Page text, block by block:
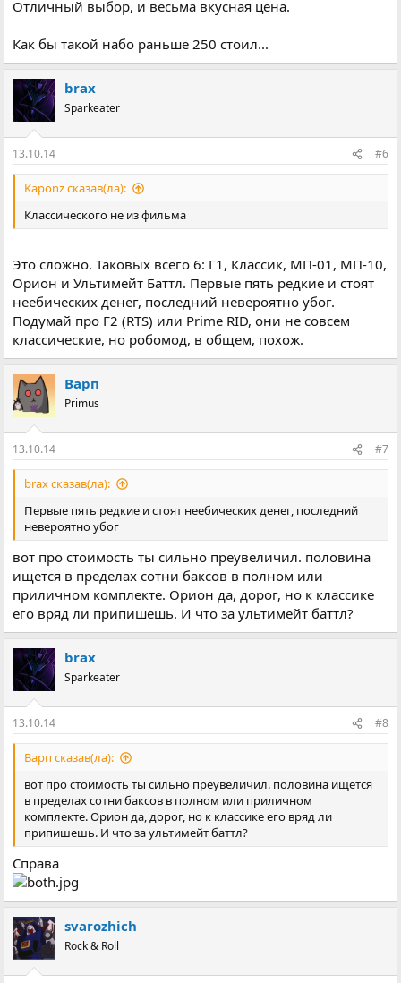
Отличный выбор, и весьма вкусная цена.
Как бы такой набо раньше 250 стоил...
brax
Sparkeater
13.10.14 #6
Kaponz сказав(ла):
Классического не из фильма
Это сложно. Таковых всего 6: Г1, Классик, МП-01, МП-10,
Орион и Ультимейт Баттл. Первые пять редкие и стоят
неебических денег, последний невероятно убог.
Подумай про Г2 (RTS) или Prime RID, они не совсем
классические, но робомод, в общем, похож.
Варп
Primus
13.10.14 #7
brax сказав(ла):
Первые пять редкие и стоят неебических денег, последний
невероятно убог
вот про стоимость ты сильно преувеличил. половина
ищется в пределах сотни баксов в полном или
приличном комплекте. Орион да, дорог, но к классике
его вряд ли припишешь. И что за ультимейт баттл?
brax
Sparkeater
13.10.14 #8
Варп сказав(ла):
вот про стоимость ты сильно преувеличил. половина ищется
в пределах сотни баксов в полном или приличном
комплекте. Орион да, дорог, но к классике его вряд ли
припишешь. И что за ультимейт баттл?
Справа
svarozhich
Rock & Roll